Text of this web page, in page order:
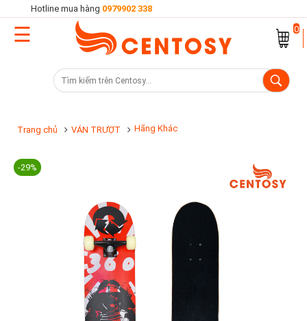
Trang
Hotline mua hàng 0979902 338
0
☰
Trang chủ VÁN TRƯỢT Hãng Khác
-29%